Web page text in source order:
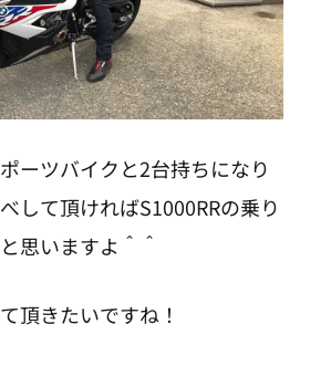
ーツバイクと2台持ちになり
して頂ければS1000RRの乗り
思いますよ＾＾
頂きたいですね！